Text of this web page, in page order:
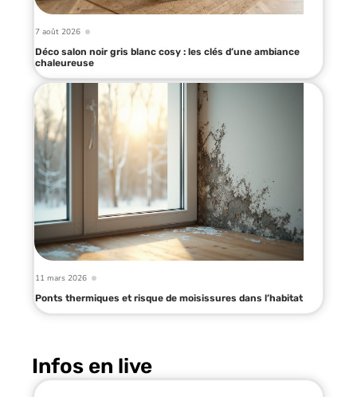
7 août 2026
Déco salon noir gris blanc cosy : les clés d’une ambiance
chaleureuse
11 mars 2026
Ponts thermiques et risque de moisissures dans l’habitat
Infos en live